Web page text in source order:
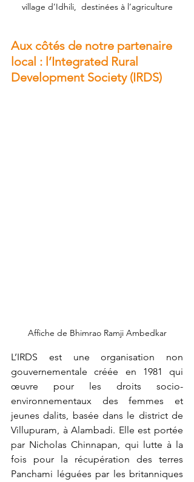
village d’Idhili,  destinées à l’agriculture
Aux côtés de notre partenaire
local : l’Integrated Rural
Development Society (IRDS)
Affiche de Bhimrao Ramji Ambedkar
L’IRDS est une organisation non
gouvernementale créée en 1981 qui
œuvre pour les droits socio-
environnementaux des femmes et
jeunes dalits, basée dans le district de
Villupuram, à Alambadi. Elle est portée
par Nicholas Chinnapan, qui lutte à la
fois pour la récupération des terres
Panchami léguées par les britanniques